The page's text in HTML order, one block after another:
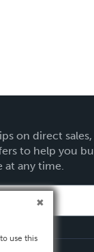
on direct
to help you
at any time.
use this